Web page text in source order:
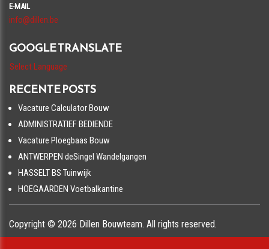
E-MAIL
info@dillen.be
GOOGLE TRANSLATE
Select Language
RECENTE POSTS
Vacature Calculator Bouw
ADMINISTRATIEF BEDIENDE
Vacature Ploegbaas Bouw
ANTWERPEN deSingel Wandelgangen
HASSELT BS Tuinwijk
HOEGAARDEN Voetbalkantine
Copyright © 2026 Dillen Bouwteam. All rights reserved.